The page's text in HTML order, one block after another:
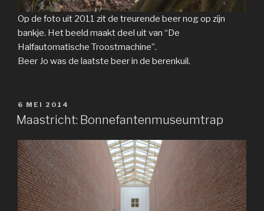
Op de foto uit 2011 zit de treurende beer nog op zijn
bankje. Het beeld maakt deel uit van “De
Halfautomatische Troostmachine”.
Beer Jo was de laatste beer in de berenkuil.
GEPLAATST
OP
6 MEI 2014
Maastricht: Bonnefantenmuseumtrap